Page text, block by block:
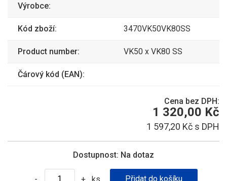
Výrobce:
Kód zboží: 3470VK50VK80SS
Product number: VK50 x VK80 SS
Čárový kód (EAN):
Cena bez DPH:
1 320,00 Kč
1 597,20 Kč s DPH
Dostupnost: Na dotaz
ks